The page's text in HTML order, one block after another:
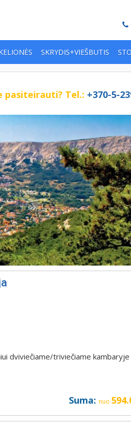
SKRYDIS+VIEŠBUTIS
pasiteirauti? Tel.: +370-5-
dviviečiame/triviečiame kambaryje
Suma: nuo